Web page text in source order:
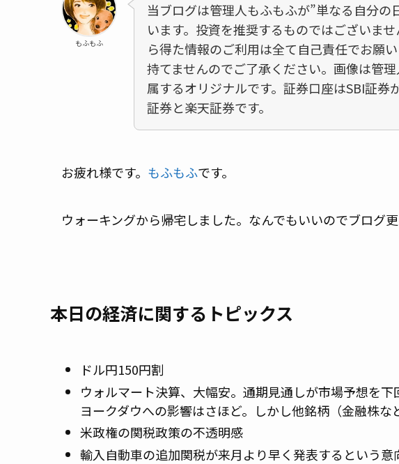
もふもふ
当ブログは管理人もふもふが”単なる自分の
います。投資を推奨するものではございま
ら得た情報のご利用は全て自己責任でお願
持てませんのでご了承ください。画像は管
属するオリジナルです。証券口座はSBI証券
証券と楽天証券です。
お疲れ様です。 もふもふです。
ウォーキングから帰宅しました。なんでもいいのでブログ更
本日の経済に関するトピックス
ドル円150円割
ウォルマート決算、大幅安。通期見通しが市場予想を
ヨークダウへの影響はさほど。しかし他銘柄（金融株な
米政権の関税政策の不透明感
輸入自動車の追加関税が来月より早く発表するという意